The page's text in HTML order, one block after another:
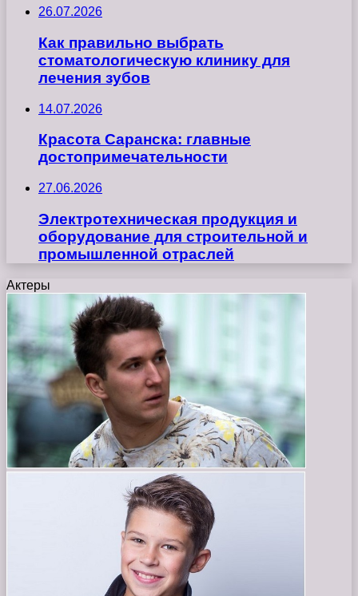
26.07.2026
Как правильно выбрать
стоматологическую клинику для
лечения зубов
14.07.2026
Красота Саранска: главные
достопримечательности
27.06.2026
Электротехническая продукция и
оборудование для строительной и
промышленной отраслей
Актеры